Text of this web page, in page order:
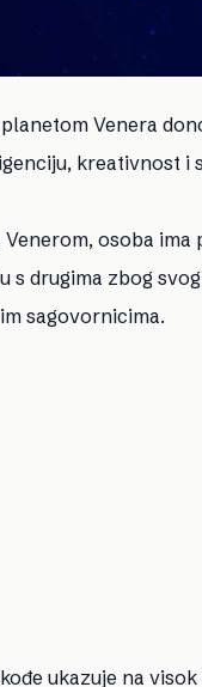
Venera
kreativnost i
osoba
s drugima zbog
sagovornicima.
ukazuje na